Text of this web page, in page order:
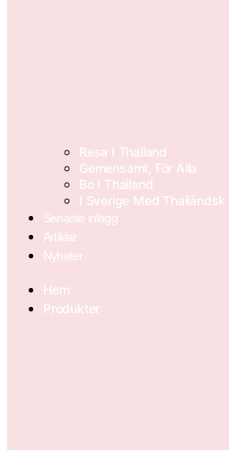
Resa I Thailand
Gemensamt, För Alla
Bo I Thailand
I Sverige Med
Senaste inlägg
Artiklar
Nyheter
Hem
Produkter